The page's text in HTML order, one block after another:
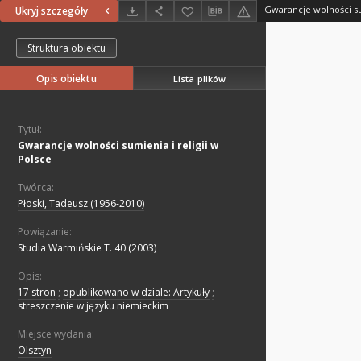
Ukryj szczegóły Gwarancje wolności
Struktura obiektu
Opis obiektu Lista plików
Tytuł:
Gwarancje wolności sumienia i religii w
Polsce
Twórca:
Płoski, Tadeusz (1956-2010)
Powiązanie:
Studia Warmińskie T. 40 (2003)
Opis:
17 stron ; opublikowano w dziale: Artykuły ;
streszczenie w języku niemieckim
Miejsce wydania:
Olsztyn